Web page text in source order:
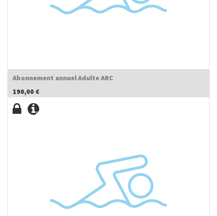
Abonnement annuel Adulte ARC
190,00 €